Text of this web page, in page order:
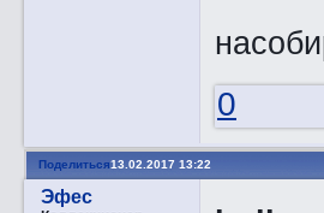
0
Поделиться13.02.2017 13:22
Эфес